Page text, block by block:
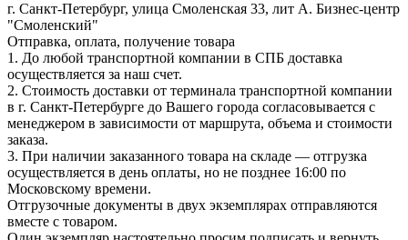
г. Санкт-Петербург, улица Смоленская 33, лит А. Бизнес-центр
"Смоленский"
Отправка, оплата, получение товара
1. До любой транспортной компании в СПБ доставка
осуществляется за наш счет.
2. Стоимость доставки от терминала транспортной компании
в г. Санкт-Петербурге до Вашего города согласовывается с
менеджером в зависимости от маршрута, объема и стоимости
заказа.
3. При наличии заказанного товара на складе — отгрузка
осуществляется в день оплаты, но не позднее 16:00 по
Московскому времени.
Отгрузочные документы в двух экземплярах отправляются
вместе с товаром.